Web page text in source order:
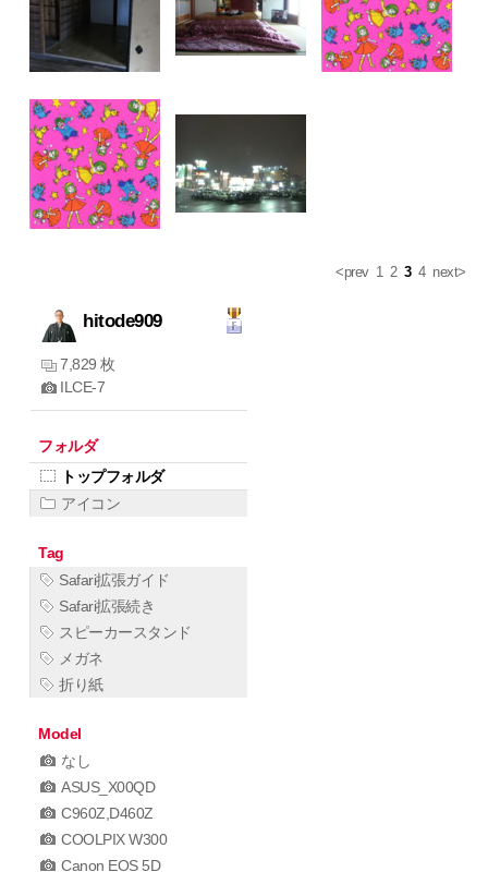
<prev 1 2 3 4 next>
hitode909
7,829 枚
ILCE-7
フォルダ
トップフォルダ
アイコン
Tag
Safari拡張ガイド
Safari拡張続き
スピーカースタンド
メガネ
折り紙
Model
なし
ASUS_X00QD
C960Z,D460Z
COOLPIX W300
Canon EOS 5D